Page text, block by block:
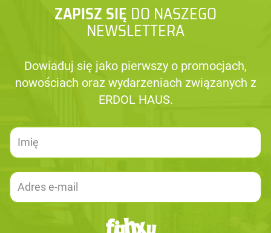
ZAPISZ SIĘ DO NASZEGO
NEWSLETTERA
Dowiaduj się jako pierwszy o promocjach,
nowościach oraz wydarzeniach związanych z
ERDOL HAUS.